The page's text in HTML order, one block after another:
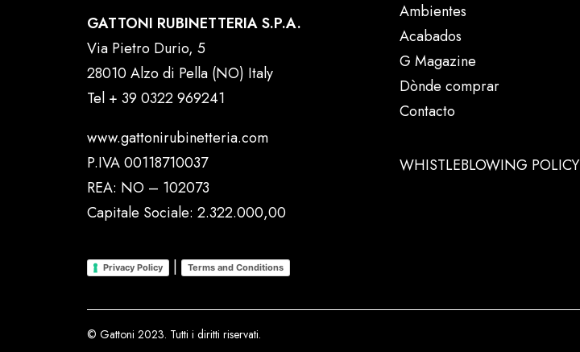
GATTONI RUBINETTERIA S.P.A.
Via Pietro Durio, 5
28010 Alzo di Pella (NO) Italy
Tel + 39 0322 969241
www.gattonirubinetteria.com
P.IVA 00118710037
REA: NO – 102073
Capitale Sociale: 2.322.000,00
Privacy Policy | Terms and Conditions
Ambientes
Acabados
G Magazine
Dònde comprar
Contacto
WHISTLEBLOWING POLICY
© Gattoni 2023. Tutti i diritti riservati.